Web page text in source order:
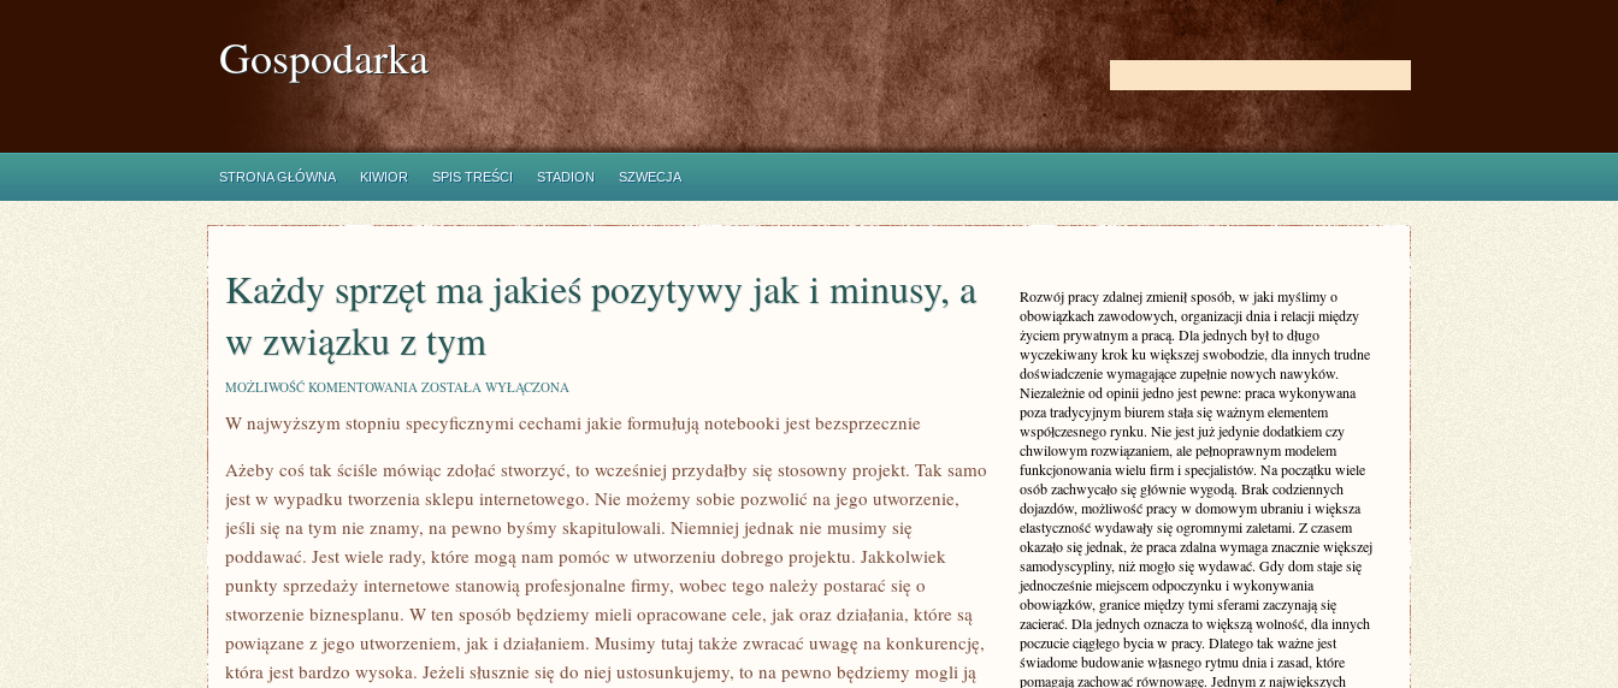
Gospodarka
STRONA GŁÓWNA KIWIOR SPIS TREŚCI STADION SZWECJA
Każdy sprzęt ma jakieś pozytywy jak i minusy, a
w związku z tym
MOŻLIWOŚĆ KOMENTOWANIA KAŻDY
MA
JAKIEŚ
JAK
MINUSY,
A
W
ZWIĄZKU
Z
ZOSTAŁA WYŁĄCZONA
W najwyższym stopniu specyficznymi cechami jakie formułują notebooki jest bezsprzecznie
Ażeby coś tak ściśle mówiąc zdołać stworzyć, to wcześniej przydałby się stosowny projekt. Tak samo
jest w wypadku tworzenia sklepu internetowego. Nie możemy sobie pozwolić na jego utworzenie,
jeśli się na tym nie znamy, na pewno byśmy skapitulowali. Niemniej jednak nie musimy się
poddawać. Jest wiele rady, które mogą nam pomóc w utworzeniu dobrego projektu. Jakkolwiek
punkty sprzedaży internetowe stanowią profesjonalne firmy, wobec tego należy postarać się o
stworzenie biznesplanu. W ten sposób będziemy mieli opracowane cele, jak oraz działania, które są
powiązane z jego utworzeniem, jak i działaniem. Musimy tutaj także zwracać uwagę na konkurencję,
która jest bardzo wysoka. Jeżeli słusznie się do niej ustosunkujemy, to na pewno będziemy mogli ją
Rozwój pracy zdalnej zmienił sposób, w jaki myślimy o
obowiązkach zawodowych, organizacji dnia i relacji między
życiem prywatnym a pracą. Dla jednych był to długo
wyczekiwany krok ku większej swobodzie, dla innych trudne
doświadczenie wymagające zupełnie nowych nawyków.
Niezależnie od opinii jedno jest pewne: praca wykonywana
poza tradycyjnym biurem stała się ważnym elementem
współczesnego rynku. Nie jest już jedynie dodatkiem czy
chwilowym rozwiązaniem, ale pełnoprawnym modelem
funkcjonowania wielu firm i specjalistów. Na początku wiele
osób zachwycało się głównie wygodą. Brak codziennych
dojazdów, możliwość pracy w domowym ubraniu i większa
elastyczność wydawały się ogromnymi zaletami. Z czasem
okazało się jednak, że praca zdalna wymaga znacznie większej
samodyscypliny, niż mogło się wydawać. Gdy dom staje się
jednocześnie miejscem odpoczynku i wykonywania
obowiązków, granice między tymi sferami zaczynają się
zacierać. Dla jednych oznacza to większą wolność, dla innych
poczucie ciągłego bycia w pracy. Dlatego tak ważne jest
świadome budowanie własnego rytmu dnia i zasad, które
pomagają zachować równowagę. Jednym z największych